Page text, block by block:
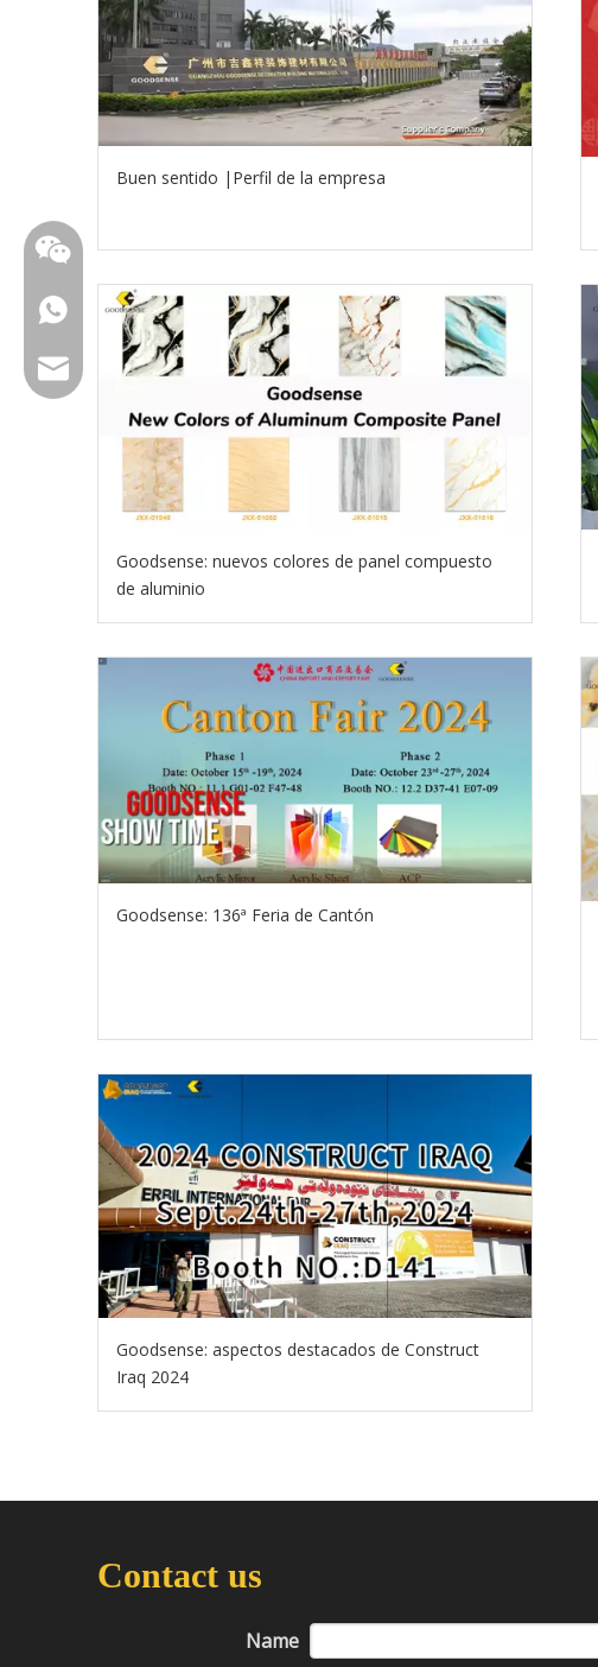
WhatsApp
Email
Buen sentido |Perfil de la empresa
Goodsense: nuevos colores de panel compuesto
de aluminio
Goodsense: 136ª Feria de Cantón
Goodsense: aspectos destacados de Construct
Iraq 2024
Contact us
Name